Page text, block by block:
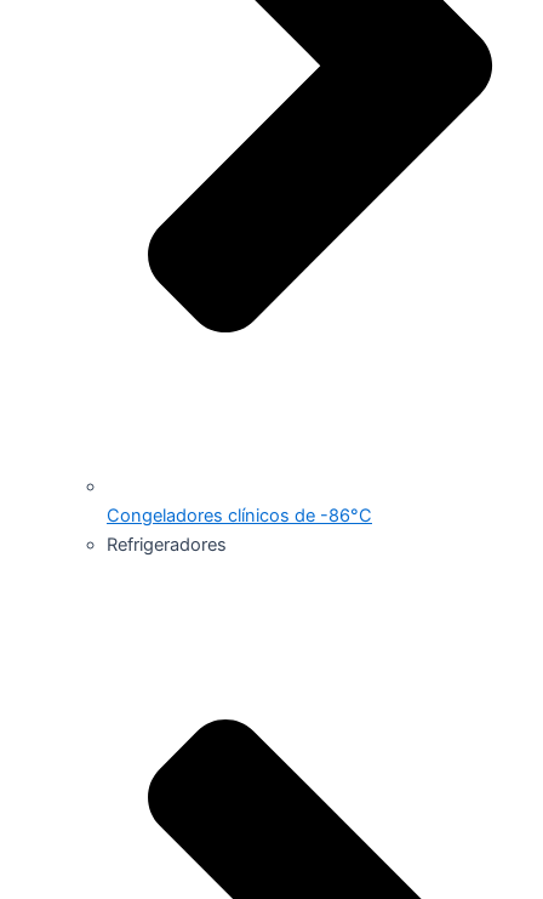
Congeladores clínicos de -86°C
Refrigeradores